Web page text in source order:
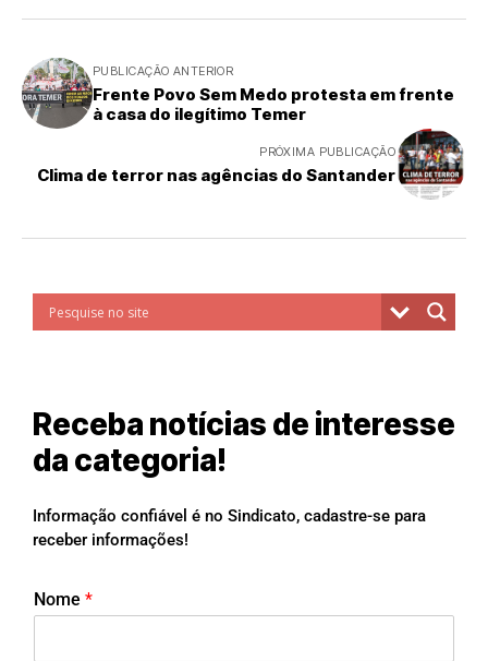
PUBLICAÇÃO ANTERIOR
Frente Povo Sem Medo protesta em frente
à casa do ilegítimo Temer
PRÓXIMA PUBLICAÇÃO
Clima de terror nas agências do Santander
Receba notícias de interesse
da categoria!
Informação confiável é no Sindicato, cadastre-se para
receber informações!
Nome *